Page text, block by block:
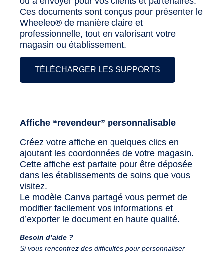
Ces documents sont conçus pour présenter le
Wheeleo® de manière claire et
professionnelle, tout en valorisant votre
magasin ou établissement.
TÉLÉCHARGER LES SUPPORTS
Affiche “revendeur” personnalisable
Créez votre affiche en quelques clics en
ajoutant les coordonnées de votre magasin.
Cette affiche est parfaite pour être déposée
dans les établissements de soins que vous
visitez.
Le modèle Canva partagé vous permet de
modifier facilement vos informations et
d’exporter le document en haute qualité.
Besoin d’aide ?
Si vous rencontrez des difficultés pour personnaliser